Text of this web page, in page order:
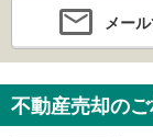
メー
不動産売却の